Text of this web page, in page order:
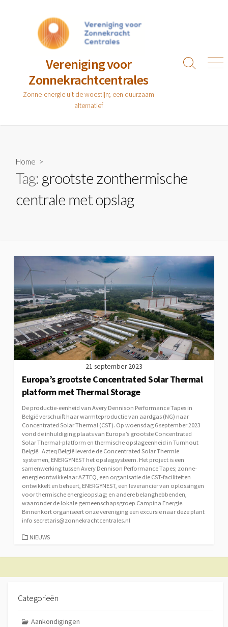
Vereniging voor
Zonnekrachtcentrales
Zonne-energie uit de woestijn; een duurzaam
alternatief
Zoeken
Home >
Tag: grootste zonthermische
centrale met opslag
21 september 2023
Europa’s grootste Concentrated Solar Thermal
platform met Thermal Storage
De productie-eenheid van Avery Dennison Performance Tapes in
België verschuift haar warmteproductie van aardgas (NG) naar
Concentrated Solar Thermal (CST). Op woensdag 6 september 2023
vond de inhuldiging plaats van Europa’s grootste Concentrated
Solar Thermal-platform en thermische opslageenheid in Turnhout
België. Azteq België leverde de Concentrated Solar Thermie
systemen, ENERGYNEST het opslagsysteem. Het project is een
samenwerking tussen Avery Dennison Performance Tapes; zonne-
energieontwikkelaar AZTEQ, een organisatie die CST-faciliteiten
ontwikkelt en beheert, ENERGYNEST, een leverancier van oplossingen
voor thermische energieopslag; en andere belanghebbenden,
waaronder de lokale gemeenschapsgroep Campina Energie.
Binnenkort organiseert onze vereniging een excursie naar deze plant
info secretaris@zonnekrachtcentrales.nl
CATEGORIEËN
NIEUWS
Categorieën
Aankondigingen